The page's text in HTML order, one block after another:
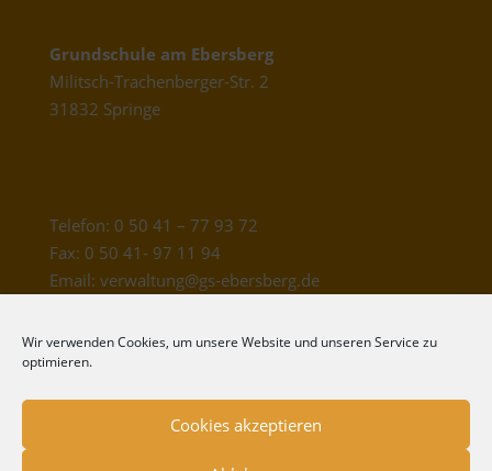
Wir verwenden Cookies, um unsere Website und unseren Service zu
optimieren.
Cookies akzeptieren
Grundschule am Ebersberg
Militsch-Trachenberger-Str. 2
31832 Springe
Telefon: 0 50 41 – 77 93 72
Fax: 0 50 41- 97 11 94
Email: verwaltung@gs-ebersberg.de
Schulleitung: Yvonne Pape